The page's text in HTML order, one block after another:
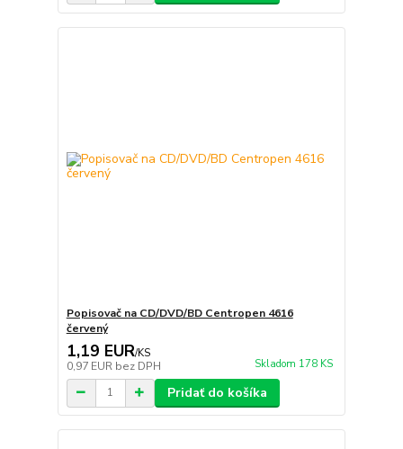
Popisovač na CD/DVD/BD Centropen 4616
červený
1,19 EUR/KS
0,97 EUR bez DPH Skladom 178 KS
Pridať do košíka